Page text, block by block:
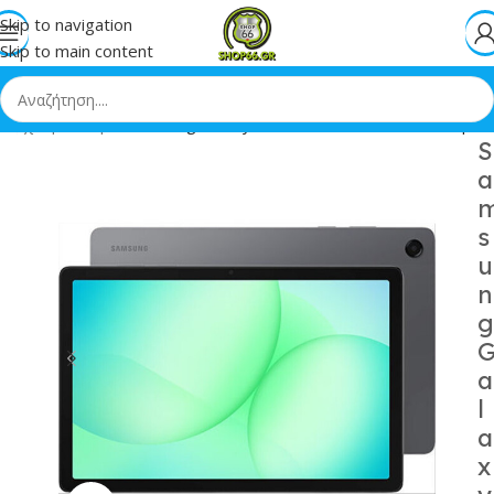
Skip to navigation
Skip to main content
Αρχική»Shop»Samsung Galaxy Tab A11 11 6GB/128GB Γκρι
S
a
s
u
n
g
a
l
a
x